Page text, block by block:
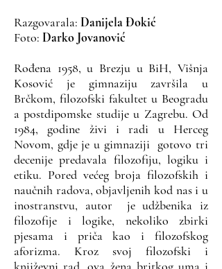
Razgovarala: Danijela Đokić
Foto: Darko Jovanović
Rođena 1958, u Brezju u BiH, Višnja
Kosović je gimnaziju završila u
Brčkom, filozofski fakultet u Beogradu
a postdipomske studije u Zagrebu. Od
1984, godine živi i radi u Herceg
Novom, gdje je u gimnaziji gotovo tri
decenije predavala filozofiju, logiku i
etiku. Pored većeg broja filozofskih i
naučnih radova, objavljenih kod nas i u
inostranstvu, autor je udžbenika iz
filozofije i logike, nekoliko zbirki
pjesama i priča kao i filozofskog
aforizma. Kroz svoj filozofski i